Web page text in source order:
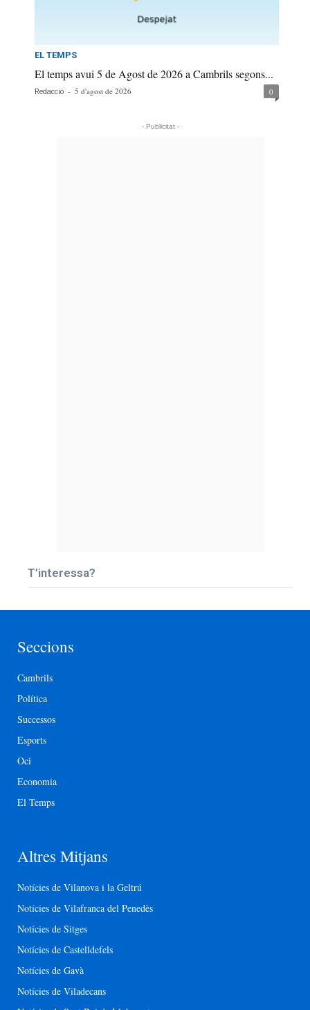
EL TEMPS
El temps avui 5 de Agost de 2026 a Cambrils segons...
Redacció - 5 d'agost de 2026 0
- Publicitat -
T’interessa?
Seccions
Cambrils
Política
Successos
Esports
Oci
Economia
El Temps
Altres Mitjans
Notícies de Vilanova i la Geltrú
Notícies de Vilafranca del Penedès
Notícies de Sitges
Notícies de Castelldefels
Notícies de Gavà
Notícies de Viladecans